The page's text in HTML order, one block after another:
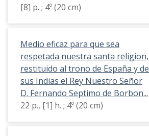
[8] p. ; 4º (20 cm)
Medio eficaz para que sea
respetada nuestra santa religion,
restituido al trono de España y de
sus Indias el Rey Nuestro Señor
D. Fernando Septimo de Borbon...
22 p., [1] h. ; 4º (20 cm)